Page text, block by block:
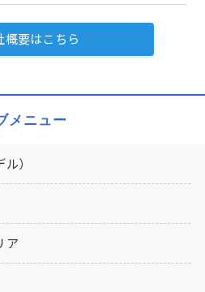
概要はこちら
メニュー
）
ア